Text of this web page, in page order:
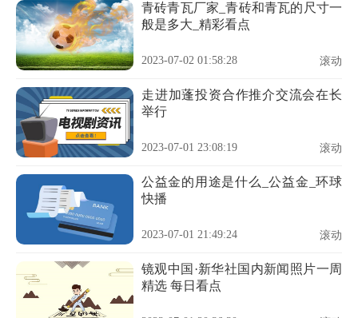
青砖青瓦厂家_青砖和青瓦的尺寸一
般是多大_精彩看点
2023-07-02 01:58:28 滚动
走进加蓬投资合作推介交流会在长
举行
2023-07-01 23:08:19 滚动
公益金的用途是什么_公益金_环球
快播
2023-07-01 21:49:24 滚动
镜观中国·新华社国内新闻照片一周
精选 每日看点